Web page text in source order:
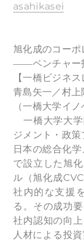
asahikasei
旭化成のコー
――ベンチャー
【一橋ビジネ
青島矢一／村上
（一橋大学イ
一橋大学大学
ジメント・政策
日本の総合化
で設立した旭
ル（旭化成
社内的な支援
る。その成功
社内認知の向
人材による投